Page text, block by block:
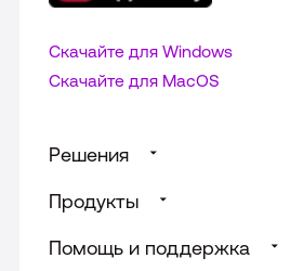
Скачайте для Windows
Cкачайте для MacOS
Решения
Суфлирование для Call‑центра
Доски от МТС Линк
Продукты
Речевая аналитика звонков
Помощь и поддержка